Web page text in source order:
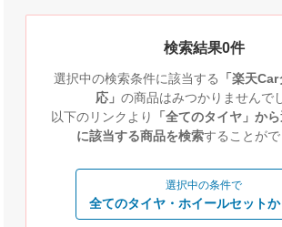
検索結果0件
選択中の検索条件に該当する 「楽天
応」 の商品はみつかりませんで
以下のリンクより
「全てのタイヤ」か
に該当する商品を検索することがで
選択中の条件で
全てのタイヤ・ホイールセット